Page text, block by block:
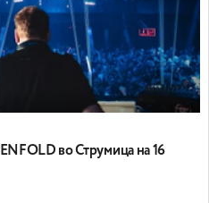
во Струмица на 16